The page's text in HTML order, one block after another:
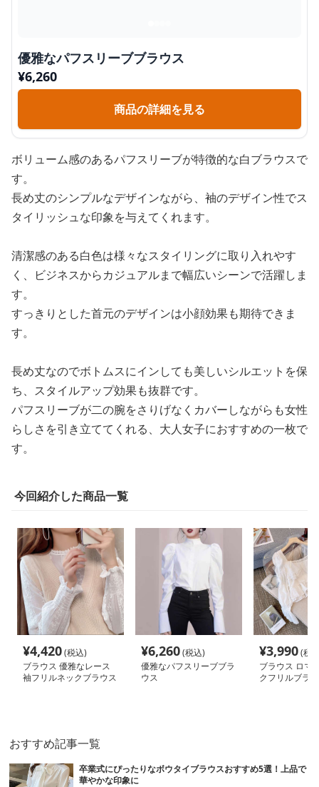
優雅なパフスリーブブラウス
¥6,260
商品の詳細を見る
ボリューム感のあるパフスリーブが特徴的な白ブラウスで
す。
長め丈のシンプルなデザインながら、袖のデザイン性でス
タイリッシュな印象を与えてくれます。
清潔感のある白色は様々なスタイリングに取り入れやす
く、ビジネスからカジュアルまで幅広いシーンで活躍しま
す。
すっきりとした首元のデザインは小顔効果も期待できま
す。
長め丈なのでボトムスにインしても美しいシルエットを保
ち、スタイルアップ効果も抜群です。
パフスリーブが二の腕をさりげなくカバーしながらも女性
らしさを引き立ててくれる、大人女子におすすめの一枚で
す。
今回紹介した商品一覧
¥4,420(税込)
ブラウス 優雅なレース
袖フリルネックブラウス
¥6,260(税込)
優雅なパフスリーブブラ
ウス
¥3,990(税
ブラウス ロマ
クフリルブラ
おすすめ記事一覧
卒業式にぴったりなボウタイブラウスおすすめ5選！上品で
華やかな印象に